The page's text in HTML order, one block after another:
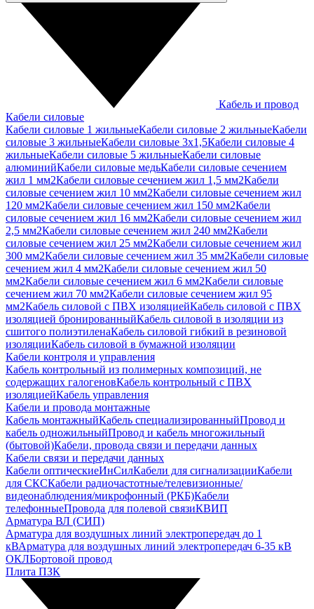
Кабель и провод
Кабели силовые
Кабели силовые 1 жильныеКабели силовые 2 жильныеКабели
силовые 3 жильныеКабели силовые 3х1,5Кабели силовые 4
жильныеКабели силовые 5 жильныеКабели силовые
алюминийКабели силовые медьКабели силовые сечением
жил 1 мм2Кабели силовые сечением жил 1,5 мм2Кабели
силовые сечением жил 10 мм2Кабели силовые сечением жил
120 мм2Кабели силовые сечением жил 150 мм2Кабели
силовые сечением жил 16 мм2Кабели силовые сечением жил
2,5 мм2Кабели силовые сечением жил 240 мм2Кабели
силовые сечением жил 25 мм2Кабели силовые сечением жил
300 мм2Кабели силовые сечением жил 35 мм2Кабели силовые
сечением жил 4 мм2Кабели силовые сечением жил 50
мм2Кабели силовые сечением жил 6 мм2Кабели силовые
сечением жил 70 мм2Кабели силовые сечением жил 95
мм2Кабель силовой с ПВХ изоляциейКабель силовой с ПВХ
изоляцией бронированныйКабель силовой в изоляции из
сшитого полиэтиленаКабель силовой гибкий в резиновой
изоляцииКабель силовой в бумажной изоляции
Кабели контроля и управления
Кабель контрольный из полимерных композиций, не
содержащих галогеновКабель контрольный с ПВХ
изоляциейКабель управления
Кабели и провода монтажные
Кабель монтажныйКабель специализированныйПровод и
кабель одножильныйПровод и кабель многожильный
(бытовой)Кабели, провода связи и передачи данных
Кабели связи и передачи данных
Кабели оптическиеИнСилКабели для сигнализацииКабели
для СКСКабели радиочастотные/телевизионные/
видеонаблюдения/микрофонный (РКБ)Кабели
телефонныеПровода для полевой связиКВИП
Арматура ВЛ (СИП)
Арматура для воздушных линий электропередач до 1
кВАрматура для воздушных линий электропередач 6-35 кВ
ОКЛБортовой провод
Плита ПЗК